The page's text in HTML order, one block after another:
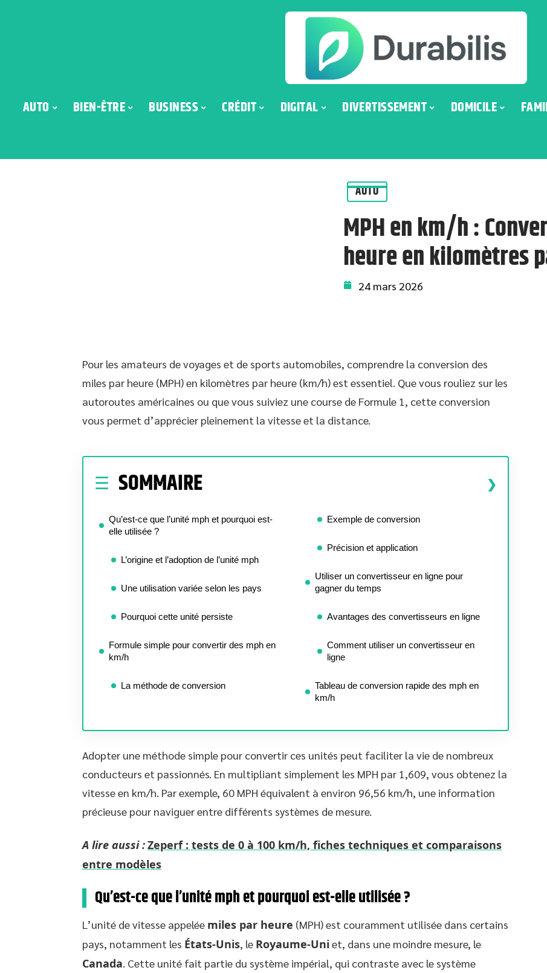
AUTO BIEN-ÊTRE BUSINESS CRÉDIT DIGITAL DIVERTISSEMENT DOMICILE
AUTO
MPH en km/h :
heure en kilomètres
24 mars 2026
Pour les amateurs de voyages et de sports automobiles, comprendre la conversion des
miles par heure (MPH) en kilomètres par heure (km/h) est essentiel. Que vous rouliez sur les
autoroutes américaines ou que vous suiviez une course de Formule 1, cette conversion
vous permet d’apprécier pleinement la vitesse et la distance.
SOMMAIRE
Qu’est-ce que l’unité mph et pourquoi est-
elle utilisée ?
L’origine et l’adoption de l’unité mph
Une utilisation variée selon les pays
Pourquoi cette unité persiste
Formule simple pour convertir des mph en
km/h
La méthode de conversion
Exemple de conversion
Précision et application
Utiliser un convertisseur en ligne pour
gagner du temps
Avantages des convertisseurs en ligne
Comment utiliser un convertisseur en
ligne
Tableau de conversion rapide des mph en
km/h
Adopter une méthode simple pour convertir ces unités peut faciliter la vie de nombreux
conducteurs et passionnés. En multipliant simplement les MPH par 1,609, vous obtenez la
vitesse en km/h. Par exemple, 60 MPH équivalent à environ 96,56 km/h, une information
précieuse pour naviguer entre différents systèmes de mesure.
A lire aussi :Zeperf : tests de 0 à 100 km/h, fiches techniques et comparaisons
entre modèles
Qu’est-ce que l’unité mph et pourquoi est-elle utilisée ?
L’unité de vitesse appelée miles par heure (MPH) est couramment utilisée dans certains
pays, notamment les États-Unis, le Royaume-Uni et, dans une moindre mesure, le
Canada. Cette unité fait partie du système impérial, qui contraste avec le système